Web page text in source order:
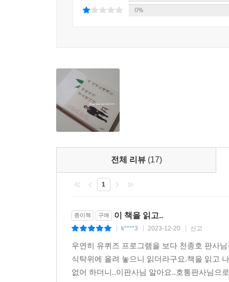
경기 침체가 장기화되면서 고단한 아버지들을
자리에 있어야 할 아버지의 모습은 보이질 않았
있어도 출석하지 않는 경우가 태반이었기 때
영웅이자 거인의 어깨처럼 세상을 이해하는 통
자격을 스스로 박탈한 불량한 아버지들이 그 자리
우려를 감추지 않으며 아버지가 살아 있어야 가정
피우고 그네에 못을 박아주며 저녁 바람에 문을
존재가 우리가 알고 있는 아버지의 모습인 것
뜻이기도 하다. 아버지가 지키는 것은 가정의 울
불안한 야생의 삶을 이어 갈 수밖에 없고, 청소년
나날이 늘어나는 청소년 강력 범죄를 바라보는
그러나 그 말은 우리 사회와 어른들이 보호자로
‘제대로 된 아버지 노릇’임을 아프게 일깨워 주
0%
전체 리뷰 (17)
1
종이책 구매 이 책을 읽고..
k****3 2023-12-20 신고
우연히 유퀴즈 프로그램을 보다 천종호 판사
식탁위에 올려 놓으니 읽더라구요.책을 읽고
없어 하더니..이판사님 알아요..호통판사님으